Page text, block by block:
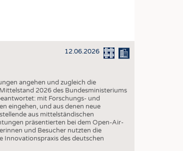
12.06.2026
angehen und zugleich die
2026 des Bundesministeriums
mit Forschungs- und
eingehen, und aus denen neue
aus mittelständischen
präsentierten bei dem Open-Air-
und Besucher nutzten die
Innovationspraxis des deutschen